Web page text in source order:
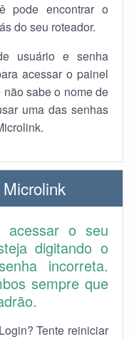
pode encontrar o
do seu roteador.
usuário e senha
acessar o painel
sabe o nome de
uma das senhas
acessar o seu
digitando o
incorreta.
sempre que
Tente reiniciar